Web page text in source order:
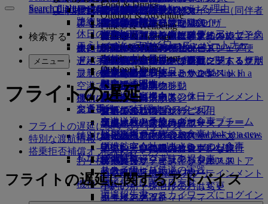
ご旅行の計画
ホテルの予約
ツアーとアクティビティ
旅行サービス
ミート＆グリートの手配ミート＆グリ
ートの手配 Opens an external link in a
new tab
ドバイ・コネクト
交通手段
空港送迎の予約
レンタカー予約
提携航空会社
空港駐車場空港駐車場 Opens an
external link in a new tab
アップグレード
送迎サービスの管理
アクセシブルな旅行の予約
オンライン・チェックイン
チェックイン・オプション
フライト状況
旅行中の健康アドバイス
医療情報フォーム（MEDIF）
お食事に関する情報
UAEへの持込み禁止品目
ドバイ国際空港
エミレーツ・ターミナル3
ターミナル間の移動
空港送迎の予約
シャトルバス・サービス
機内持ち込み手荷物
追加手荷物許容量を購入
追加の受託手荷物許容量について
ドバイでの手荷物サービス
遅延手荷物または破損手荷物
米国渡航認証
アラブ首長国連邦（UAE）のビザ
プレミアム・エコノミー
エコノミークラス
快適な機内
機内エンターテインメント
iceの最新コンテンツ
ice TV Live
機内Wi-Fi
お子様向け機内エンターテインメント
お食事
ファーストクラスのお食事
ビジネスクラスのお食事
プレミアム・エコノミーのお食事
エコノミークラスのお食事
お飲み物
機種一覧
ボーイング777
エミレーツのサービス
季節の行事
非接触（コンタクトレス）の旅
エミレーツのラウンジ
ファーストクラス・ラウンジ
ビジネスクラス・ラウンジ
世界各地のラウンジ
パートナーラウンジ
有料でのラウンジのご利用
マルハバ・ラウンジ
エミレーツでショッピング
エミレーツ免税品コレクション
エミレーツ・オフィシャル・ストア
アナカンパニード・マイナー（同伴者
のないお子様）
妊娠中
手荷物許容量
子供および幼児向け運賃に関する規則
チャイルドシートとかご型ベッド
空港で
機内にて
お子様連れのご旅行
幼児連れのご旅行
幼児の手荷物許容量
子供および幼児のお食事
お子様の楽しみ
お子様向け機内エンターテインメント
小さいお子様向けのおもちゃ
お子様のアクティビティ
ワンランク上を、飛びつづける理由
エミレーツについて
エミレーツ・ストーリー
メディア・センターメディア・センタ
ー Opens an external link in a new tab
グループ企業
安全
財務の透明性
責任あるビジネス
エミレーツで活躍するスタッフ
エミレーツのリーダーシップチーム
採用採用 Opens an external link in a new
tab
私たちの地球
サステナビリティの実践
環境保護に関する方針
環境報告書
Search flight
北・中央・南アメリカ
アフリカ
ヨーロッパ
中東
ディスカバー・ドバイ
最新の目的地
ヘルシンキ
杭州
ダナン
深圳
シェムリアップ
Food & Drinks
Outdoor & Adventure
Fitness & Wellbeing
Culture & Heritage
Beach & Marine
Family entertainment
Outdoor Dining
エミレーツの提携会社
カンタス航空
flydubai
エミレーツ・スカイワーズ・パートナー
エミレーツの目的地を見る
路線マップ
休日のアイデア
ビーチの目的地
自然の中の休日
歴史と文化の休日
都市での滞在
食通のお客様向けの休日
Search flight
会員ティア
フライドバイ
キャッシュ+マイル
デジタル会員カード
マイ・ファミリー・プログラム
マイルのご利用
マイルの申請
マイルを購入する
マイルのご獲得
スカイワーズ・スカイサーファー
Skywards ExclusivesSkywards Exclusives
Opens an external link in a new tab
提携会社
スカイワーズ鉄道
マイルカリキュレータ
エミレーツ・スカイワーズにログイン
ビジネスリワーズについて
ビジネスリワーズに登録
ビジネスリワーズにログイン
特典
プログラム内容
よくある質問
サポートおよびお問い合わせ
変更またはキャンセル
ビザとパスポートに関するヘルプ
フィードバックとクレーム
手荷物の紛失または盗難に関するサポ
ート
ドバイ・コネクト
運航の変更
最近の渡航情報
フライトの状況の確認
特別なお手伝い
エミレーツのアクセシブルな旅行
特別支援サービスとリクエスト
よくある質問
よくある質問
お近くのエミレーツオフィスでご予約
当社ネットワークとコードシェア便
その他のエミレーツ商品
特別支援サービスとリクエスト
手荷物と遺失物
旅行の準備
空港で
エミレーツ・スカイワーズ
エミレーツ・ビジネスリワーズ
エミレーツの機内体験
ツールとリソース
モバイルとEmiratesアプリ
予約のキャンセルまたは変更
フライトの遅延
Search flight
検索する
メニュー
フライトの遅延
フライトの遅延に関するアドバイス
特別な渡航情報
搭乗拒否補償オプションバウチャー
フライトの遅延に関するアドバイス